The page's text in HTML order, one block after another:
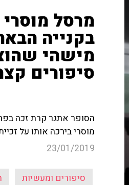
מרסל
בקנייה
מישהי
סיפורים
הסופר אתגר קרת זכה
מוסרי בירכה אותו על
23/01/2019
סיפורים ומעשיות